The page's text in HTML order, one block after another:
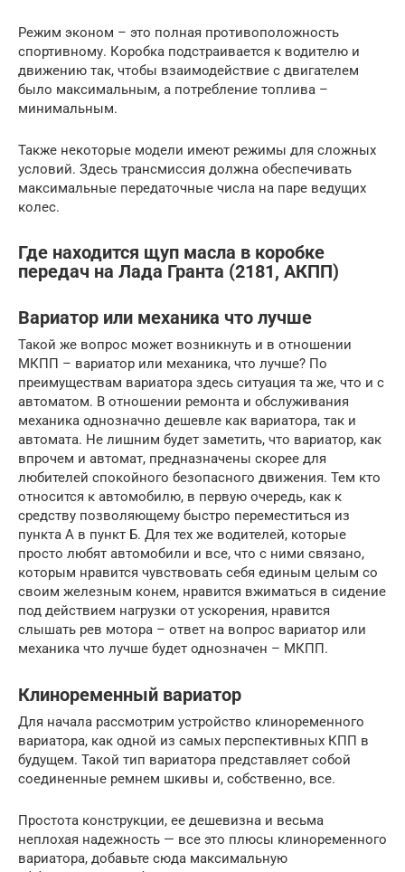
Режим эконом – это полная противоположность
спортивному. Коробка подстраивается к водителю и
движению так, чтобы взаимодействие с двигателем
было максимальным, а потребление топлива –
минимальным.
Также некоторые модели имеют режимы для сложных
условий. Здесь трансмиссия должна обеспечивать
максимальные передаточные числа на паре ведущих
колес.
Где находится щуп масла в коробке
передач на Лада Гранта (2181, АКПП)
Вариатор или механика что лучше
Такой же вопрос может возникнуть и в отношении
МКПП – вариатор или механика, что лучше? По
преимуществам вариатора здесь ситуация та же, что и с
автоматом. В отношении ремонта и обслуживания
механика однозначно дешевле как вариатора, так и
автомата. Не лишним будет заметить, что вариатор, как
впрочем и автомат, предназначены скорее для
любителей спокойного безопасного движения. Тем кто
относится к автомобилю, в первую очередь, как к
средству позволяющему быстро переместиться из
пункта А в пункт Б. Для тех же водителей, которые
просто любят автомобили и все, что с ними связано,
которым нравится чувствовать себя единым целым со
своим железным конем, нравится вжиматься в сидение
под действием нагрузки от ускорения, нравится
слышать рев мотора – ответ на вопрос вариатор или
механика что лучше будет однозначен – МКПП.
Клиноременный вариатор
Для начала рассмотрим устройство клиноременного
вариатора, как одной из самых перспективных КПП в
будущем. Такой тип вариатора представляет собой
соединенные ремнем шкивы и, собственно, все.
Простота конструкции, ее дешевизна и весьма
неплохая надежность — все это плюсы клиноременного
вариатора, добавьте сюда максимальную